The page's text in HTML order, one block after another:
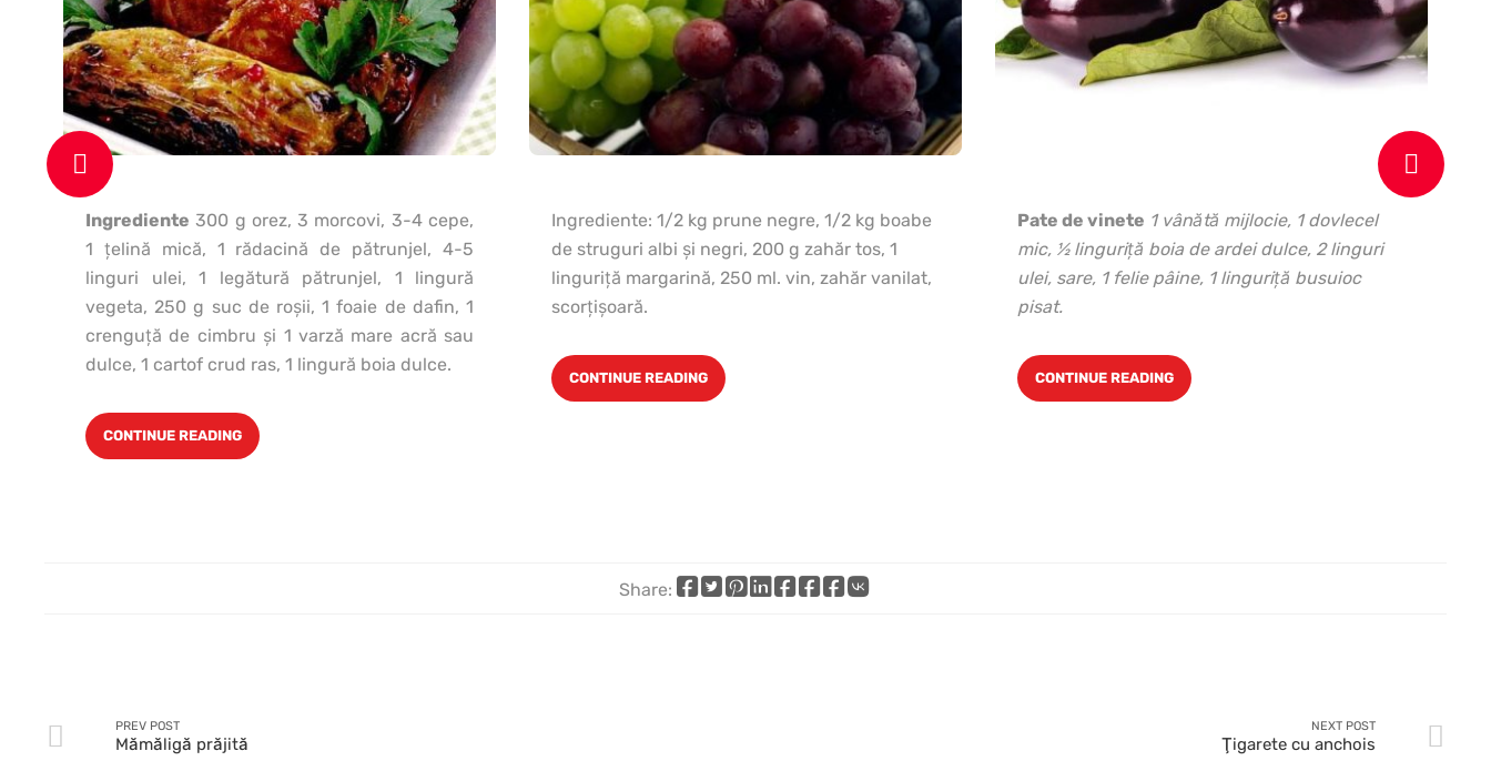
Ingrediente 300 g orez, 3 morcovi, 3-4 cepe,
1 ţelină mică, 1 rădacină de pătrunjel, 4-5
linguri ulei, 1 legătură pătrunjel, 1 lingură
vegeta, 250 g suc de roşii, 1 foaie de dafin, 1
crenguţă de cimbru şi 1 varză mare acră sau
dulce, 1 cartof crud ras, 1 lingură boia dulce.
CONTINUE READING
Ingrediente: 1/2 kg prune negre, 1/2 kg boabe
de struguri albi şi negri, 200 g zahăr tos, 1
linguriţă margarină, 250 ml. vin, zahăr vanilat,
scorţişoară.
CONTINUE READING
Pate de vinete 1 vânătă mijlocie, 1 dovlecel
mic, ½ linguriţă boia de ardei dulce, 2 linguri
ulei, sare, 1 felie pâine, 1 linguriță busuioc
pisat.
CONTINUE READING
Share:
PREV POST
Mămăligă prăjită
NEXT POST
Ţigarete cu anchois